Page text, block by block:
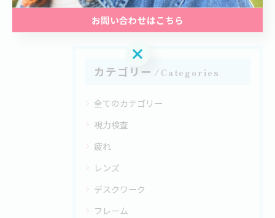
< 前のページ 一覧に戻る 次のページ >
カテゴリー Categories
全てのカテゴリー
視力検査
疲れ
レンズ
デスクワーク
フレーム
お問い合わせはこちら
お問い合わせはこちら